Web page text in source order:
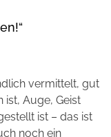
vermittelt, gut
ist, Auge, Geist
ist – das ist
noch ein